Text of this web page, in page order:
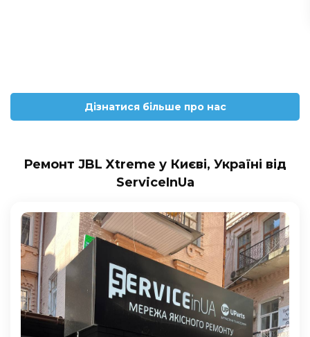
Дізнатися більше про нас
Ремонт JBL Xtreme у Києві, Україні від
ServiceInUa